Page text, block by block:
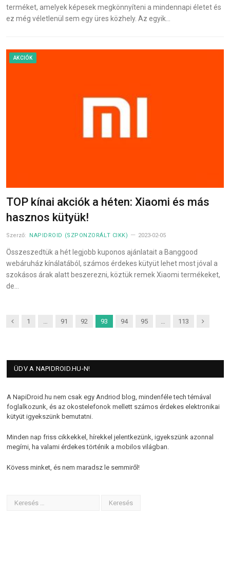
terméket, amelyek képesek megkönnyíteni a mindennapi életet és
ez még véletlenül sem egy üres közhely. Az egyik…
AKCIÓK
TOP kínai akciók a héten: Xiaomi és más
hasznos kütyük!
Szerző: NAPIDROID (SZPONZORÁLT CIKK) 2023-02-05
Összeszedtük a hét legjobb kuponos ajánlatait a Banggood
webáruház kínálatából, számos érdekes kütyüt lehet most jóval a
szokásos árak alatt beszerezni, köztük remek Xiaomi termékeket,
de…
Previous
1 … 91 92 93 94 95 … 113 Next
ÜDV A NAPIDROID.HU-N!
A NapiDroid.hu nem csak egy Andriod blog, mindenféle tech témával
foglalkozunk, és az okostelefonok mellett számos érdekes elektronikai
kütyüt igyekszünk bemutatni.
Minden nap friss cikkekkel, hírekkel jelentkezünk, igyekszünk azonnal
megírni, ha valami érdekes történik a mobilos világban.
Kövess minket, és nem maradsz le semmiről!